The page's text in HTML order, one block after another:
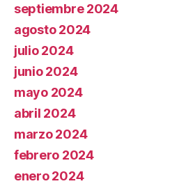
septiembre 2024
agosto 2024
julio 2024
junio 2024
mayo 2024
abril 2024
marzo 2024
febrero 2024
enero 2024